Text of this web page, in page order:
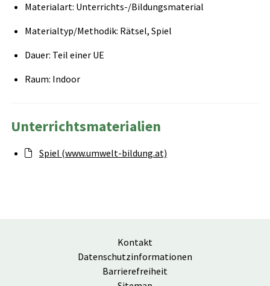
Materialart: Unterrichts-/Bildungsmaterial
Materialtyp/Methodik: Rätsel, Spiel
Dauer: Teil einer UE
Raum: Indoor
Unterrichtsmaterialien
Spiel (www.umwelt-bildung.at)
Kontakt
Datenschutzinformationen
Barrierefreiheit